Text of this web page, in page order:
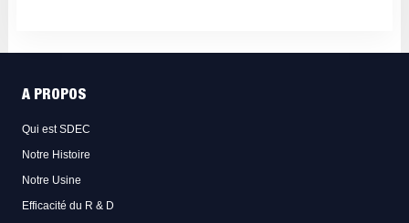
A PROPOS
Qui est SDEC
Notre Histoire
Notre Usine
Efficacité du R & D